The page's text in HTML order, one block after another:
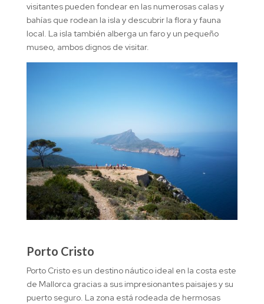
visitantes pueden fondear en las numerosas calas y
bahías que rodean la isla y descubrir la flora y fauna
local. La isla también alberga un faro y un pequeño
museo, ambos dignos de visitar.
Porto Cristo
Porto Cristo es un destino náutico ideal en la costa este
de Mallorca gracias a sus impresionantes paisajes y su
puerto seguro. La zona está rodeada de hermosas